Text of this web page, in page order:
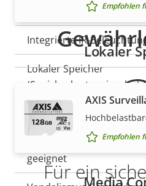
Remote-Zoom
Integrierte IR-
Lokaler Speicher
(Speicherkarteneinschub)
Betriebstemperatur
Für den Außenbereich
geeignet
Empfohlen
Lokaler
AXIS
Empfohlen
Media
Für ein